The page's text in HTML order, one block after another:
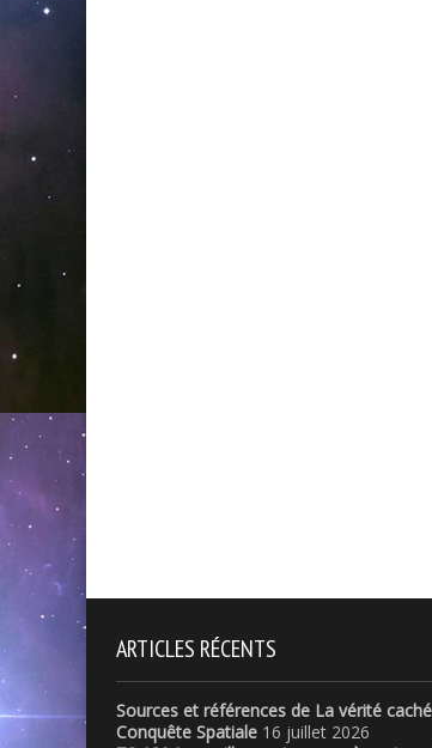
ARTICLES RÉCENTS
Sources et références de La vérité
Conquête Spatiale 16 juillet 2026